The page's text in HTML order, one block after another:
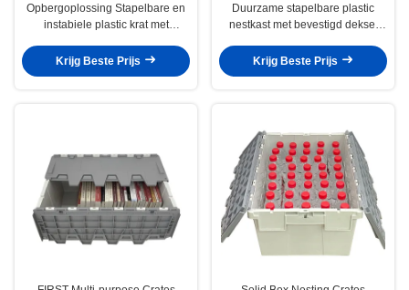
Opbergoplossing Stapelbare en
instabiele plastic krat met
Krijg Beste Prijs
Duurzame stapelbare plastic
nestkast met bevestigd deksel
Krijg Beste Prijs